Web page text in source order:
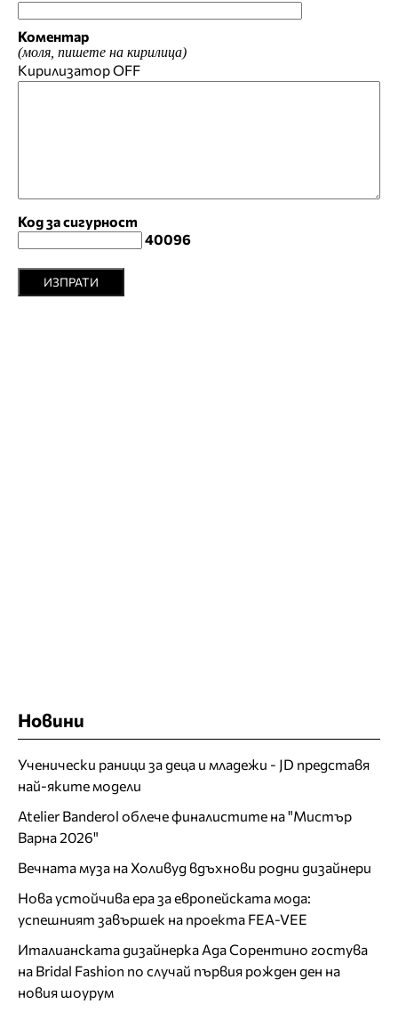
Коментар
(моля, пишете на кирилица)
КирилизаторOFF
Код за сигурност
40096
ИЗПРАТИ
Новини
Ученически раници за деца и младежи - JD представя
най-яките модели
Atelier Banderol облече финалистите на "Мистър
Варна 2026"
Вечната муза на Холивуд вдъхнови родни дизайнери
Нова устойчива ера за европейската мода:
успешният завършек на проекта FEA-VEE
Италианската дизайнерка Ада Сорентино гостува
на Bridal Fashion по случай първия рожден ден на
новия шоурум